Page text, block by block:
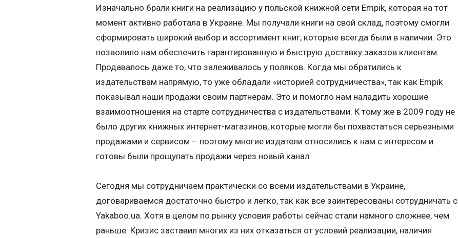
Изначально брали книги на реализацию у польской книжной сети Empik, которая на тот
момент активно работала в Украине. Мы получали книги на свой склад, поэтому смогли
сформировать широкий выбор и ассортимент книг, которые всегда были в наличии. Это
позволило нам обеспечить гарантированную и быструю доставку заказов клиентам.
Продавалось даже то, что залеживалось у поляков. Когда мы обратились к
издательствам напрямую, то уже обладали «историей сотрудничества», так как Empik
показывал наши продажи своим партнерам. Это и помогло нам наладить хорошие
взаимоотношения на старте сотрудничества с издательствами. К тому же в 2009 году не
было других книжных интернет-магазинов, которые могли бы похвастаться серьезными
продажами и сервисом – поэтому многие издатели относились к нам с интересом и
готовы были прощупать продажи через новый канал.
Сегодня мы сотрудничаем практически со всеми издательствами в Украине,
договариваемся достаточно быстро и легко, так как все заинтересованы сотрудничать с
Yakaboo.ua. Хотя в целом по рынку условия работы сейчас стали намного сложнее, чем
раньше. Кризис заставил многих из них отказаться от условий реализации, наличия